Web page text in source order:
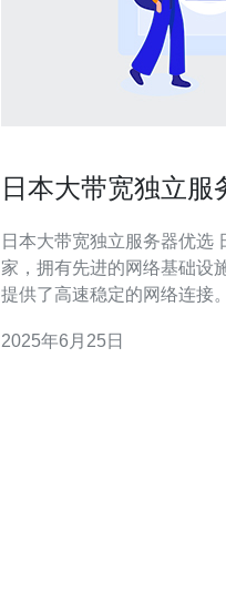
日本大带宽独立服
日本大带宽独立服务器优选 日本作为一个互联网发达国
家，拥有先进的网络基础设
提供了高速稳定的网络连接
您的网站和应用程序提供更好的用户
2025年6月25日